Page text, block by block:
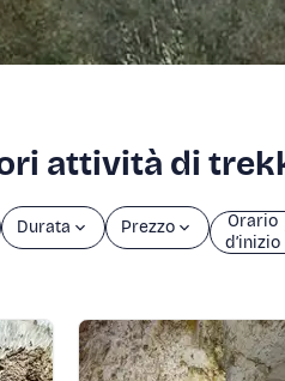
attività di
Durata Prezzo
Orario
d’inizio